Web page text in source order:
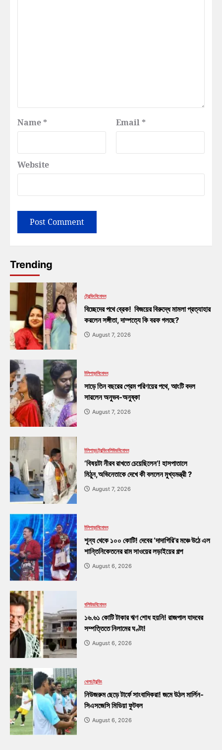
Name * Email *
Website
Trending
ট্রেন্ডিংবিনোদন
বিচ্ছেদের পথে ব্রেক! বিজয়ের বিরুদ্ধে মামলা প্রত্যাহার
করলেন সঙ্গীতা, দাম্পত্যে কি বরফ গলছে?
August 7, 2026
টলিপাড়াবিনোদন
সাড়ে তিন বছরের প্রেম পরিণয়ের পথে, আংটি বদল
সারলেন অনুভব-অনুষ্কা
August 7, 2026
টলিপাড়াট্রেন্ডিংবলিউডবিনোদন
‘বিষয়টা নীরব রাখতে চেয়েছিলেন’! হাসপাতালে
মিঠুন,অভিনেতাকে দেখে কী বললেন মুখ্যমন্ত্রী ?
August 7, 2026
টলিপাড়াবিনোদন
শূন্য থেকে ১০০ কোটি! দেবের ‘দাদাগিরি’র মঞ্চে উঠে এল
শান্তিনিকেতনের রাম সাওয়ের লড়াইয়ের গল্প
August 6, 2026
বলিউডবিনোদন
১৬.৬১ কোটি টাকার ঋণ শোধ হয়নি! রাজপাল যাদবের
সম্পত্তিতে নিলামের ঘণ্টা!
August 6, 2026
খেলাট্রেন্ডিং
নিউজরুম ছেড়ে টার্ফে সাংবাদিকরা! জমে উঠল মার্লিন-
সিএসজেসি মিডিয়া ফুটবল
August 6, 2026